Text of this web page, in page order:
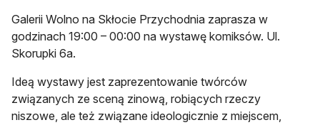
Galerii Wolno na Skłocie Przychodnia zaprasza w
godzinach 19:00 – 00:00 na wystawę komiksów. Ul.
Skorupki 6a.
Ideą wystawy jest zaprezentowanie twórców
związanych ze sceną zinową, robiących rzeczy
niszowe, ale też związane ideologicznie z miejscem,